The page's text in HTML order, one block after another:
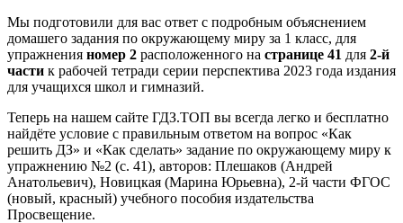
Мы подготовили для вас ответ c подробным объяснением
домашего задания по окружающему миру за 1 класс, для
упражнения номер 2 расположенного на странице 41 для 2-й
части к рабочей тетради серии перспектива 2023 года издания
для учащихся школ и гимназий.
Теперь на нашем сайте ГДЗ.ТОП вы всегда легко и бесплатно
найдёте условие с правильным ответом на вопрос «Как
решить ДЗ» и «Как сделать» задание по окружающему миру к
упражнению №2 (с. 41), авторов: Плешаков (Андрей
Анатольевич), Новицкая (Марина Юрьевна), 2-й части ФГОС
(новый, красный) учебного пособия издательства
Просвещение.